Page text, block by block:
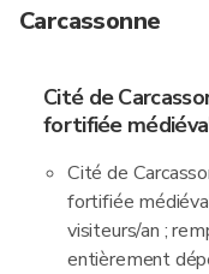
Carcassonne
Cité de
fortifiée
Cité de
fortifiée
visiteurs/an ;
entièrement